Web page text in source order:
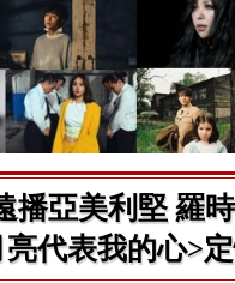
播亞美利堅 羅
代表我的心>